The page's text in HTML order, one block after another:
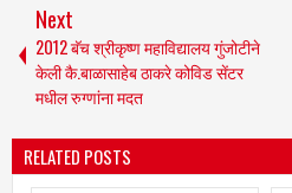
Next
2012 बॅच श्रीकृष्ण महाविद्यालय गुंजोटीने
केली कै.बाळासाहेब ठाकरे कोविड सेंटर
मधील रुग्णांना मदत
RELATED POSTS